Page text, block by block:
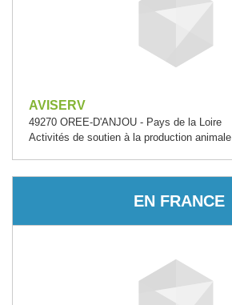
AVISERV
49270 OREE-D'ANJOU - Pays de la Loire
Activités de soutien à la production animale
EN FRANCE